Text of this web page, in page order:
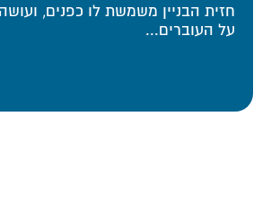
חזית הבניין משמשת לו כפנים,
על העוברים...